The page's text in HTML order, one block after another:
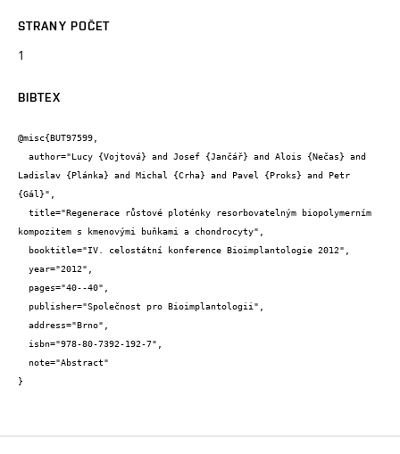
STRANY POČET
1
BIBTEX
@misc{BUT97599,
Ladislav {Plánka} and Michal {Crha} and Pavel {Proks} and Petr
{Gál}",
kompozitem s kmenovými buňkami a chondrocyty",
}